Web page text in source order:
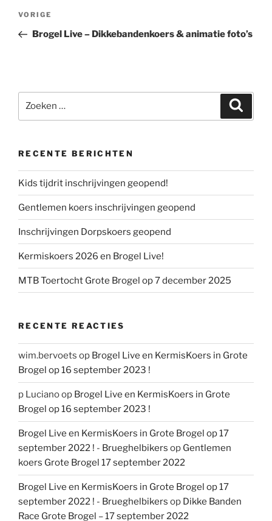
Bericht
Vorig
bericht
VORIGE
Brogel Live – Dikkebandenkoers & animatie foto’s
naar:
RECENTE BERICHTEN
Kids tijdrit inschrijvingen geopend!
Gentlemen koers inschrijvingen geopend
Inschrijvingen Dorpskoers geopend
Kermiskoers 2026 en Brogel Live!
MTB Toertocht Grote Brogel op 7 december 2025
RECENTE REACTIES
wim.bervoets op Brogel Live en KermisKoers in Grote
Brogel op 16 september 2023 !
p Lucianoop Brogel Live en KermisKoers in Grote
Brogel op 16 september 2023 !
Brogel Live en KermisKoers in Grote Brogel op 17
september 2022 ! - Brueghelbikers op Gentlemen
koers Grote Brogel 17 september 2022
Brogel Live en KermisKoers in Grote Brogel op 17
september 2022 ! - Brueghelbikers op Dikke Banden
Race Grote Brogel – 17 september 2022